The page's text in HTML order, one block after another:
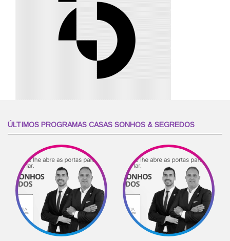
ÚLTIMOS PROGRAMAS CASAS SONHOS & SEGREDOS